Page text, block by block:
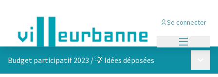
Se connecter
Budget participatif 2023 /💡 Idées déposées